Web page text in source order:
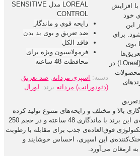
LOREAL مدل SENSITIVE
CONTROL
رایحه قوی و ماندگار
ضد تعریق و بوی بد بدن
فاقد الکل
فرمولاسیون ویژه برای
محافظت 48 ساعته
دسته: اسپری مردانه, ضد تعریق
(دئودورانت) مردانه برند: لورال
افزایش
خود
این
برای
بوی
توصیه می‌شود. برند «لورآل» (LOreal) در
محصولات
بالا و مختلف و رایحه‌های متنوع تولید کرده
است. اسپری ضدتعریق مردانه‌ی این برند با ماندگاری 48 ساعته و در حجم 250
فوق‌‌العاده‌ی جذب برای مقابله با رطوبت
این اسپری، احساس خوشایند و
ارمغان می‌آورد.